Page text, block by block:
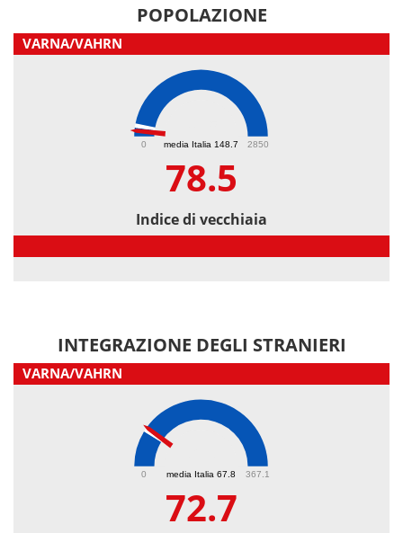
POPOLAZIONE
VARNA/VAHRN
media Italia 148.7
0 2850
78.5
Indice di vecchiaia
INTEGRAZIONE DEGLI STRANIERI
VARNA/VAHRN
media Italia 67.8
0 367.1
72.7